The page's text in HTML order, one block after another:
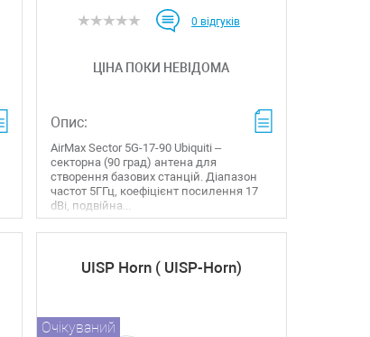
0 відгуків
ЦІНА ПОКИ НЕВІДОМА
Опис:
AirMax Sector 5G-17-90 Ubiquiti –
секторна (90 град) антена для
створення базових станцій. Діапазон
частот 5ГГц, коефіцієнт посилення 17
dBi, подвійна...
UISP Horn ( UISP-Horn)
Очікуваний